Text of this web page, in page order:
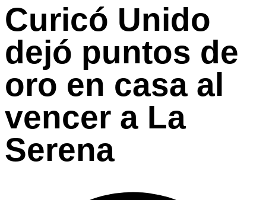
Curicó Unido
dejó puntos de
oro en casa al
vencer a La
Serena